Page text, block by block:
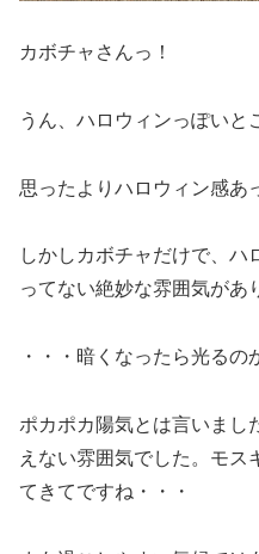
カボチャさんっ！
うん、ハロウィンっぽいと
思ったよりハロウィン感あ
しかしカボチャだけで、ハ
ってない絶妙な雰囲気があ
・・・暗くなったら光るの
ポカポカ陽気とは言いまし
えない雰囲気でした。モス
てきてですね・・・